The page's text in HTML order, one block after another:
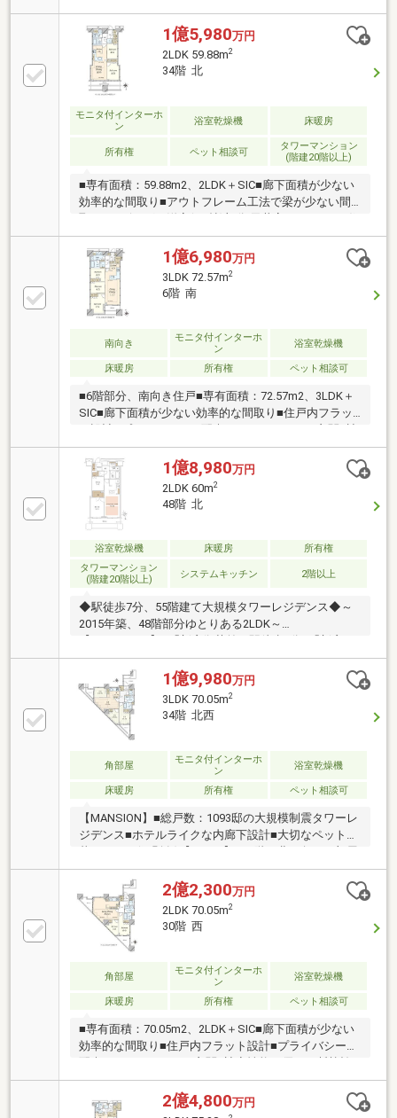
音性能に優れ、断熱効果の高い複層ガラス■足元から
部屋全体を暖めるTES式温水床暖房■明るい光を取り
込むハイサッシ■高機能なシステムキッチン■浴室乾燥
暖房機付きの浴室■収納豊富な洗面化粧台■タンクレス
トイレ：手洗いボウル付■スペースを確保出来ている
広々とした玄関■いつも空気が新鮮：24時間換気シス
テム
1億5,980万円
2LDK 59.88m2
34階 北
モニタ付インターホ
ン
浴室乾燥機 床暖房
所有権 ペット相談可
タワーマンション
(階建20階以上)
■専有面積：59.88m2、2LDK＋SIC■廊下面積が少ない
効率的な間取り■アウトフレーム工法で梁が少ない間
戸内フラット設計■プライバシーに配慮したクランク
イン玄関■遮音性能に優れ、断熱効果の高い複層ガラ
ス■足元から部屋全体を暖めるTES式温水床暖房■高機
能なシステムキッチン■収納豊富な洗面化粧台■収納豊
富：洋室の収納は奥行も広く収納力が高いです■タン
クレストイレ：手洗いボウル付■いつも空気が新鮮：
24時間換気システム
1億6,980万円
3LDK 72.57m2
6階 南
南向き
モニタ付インターホ
ン
浴室乾燥機
床暖房 所有権 ペット相談可
■6階部分、南向き住戸■専有面積：72.57m2、3LDK＋
SIC■廊下面積が少ない効率的な間取り■住戸内フラッ
音性能に優れ、断熱効果の高い複層ガラス■足元から
部屋全体を暖めるTES式温水床暖房■明るい光を取り
込むハイサッシ■高機能なシステムキッチン■浴室乾燥
暖房機付きの浴室■収納豊富な洗面化粧台■タンクレス
トイレ：手洗いボウル付■スペースを確保出来ている
広々とした玄関■いつも空気が新鮮：24時間換気シス
テム
1億8,980万円
2LDK 60m2
48階 北
浴室乾燥機 床暖房
所有権
タワーマンション
(階建20階以上)
システムキッチン 2階以上
◆駅徒歩7分、55階建て大規模タワーレジデンス◆～
2015年築、48階部分ゆとりある2LDK～
丁目」駅徒歩9分■総戸数1093邸、大規模制震タワーレ
ジデンス■旧分譲：野村不動産、三井不動産レジデン
シャル他■24時間有人管理【PLAN】■収納充実、WIC付
の2LDK■48階部分、開放感ある眺望■動線のよいL字キ
ッチン■LD天井にダウンライト設置■ディスポーザー付
【COMMON SPACE】■コンシェルジュサービス■ゲス
トルーム、キッズルーム等※『8/3(月)～14(金)』は夏
1億9,980万円
3LDK 70.05m2
34階 北西
角部屋
モニタ付インターホ
ン
浴室乾燥機
床暖房 所有権 ペット相談可
【MANSION】■総戸数：1093邸の大規模制震タワーレ
ジデンス■ホテルライクな内廊下設計■大切なペットと
の為、眺望・陽当たり・通風良好 ※西新宿の高層ビ
ル群を望めます（気象条件によります）■各洋室に開
口部あり■廊下面積が少ない効率的な間取り■LD：約
9.9帖 家具の配置がしやすいアウトフレーム設計
(床暖房、複層ガラス、二重床、二重天井)■家事動線の
良い2WAYのキッチン (ディスポーザー、浄水器、食
洗機)
2億2,300万円
2LDK 70.05m2
30階 西
角部屋
モニタ付インターホ
ン
浴室乾燥機
床暖房 所有権 ペット相談可
■専有面積：70.05m2、2LDK＋SIC■廊下面積が少ない
効率的な間取り■住戸内フラット設計■プライバシーに
果の高い複層ガラス■足元から部屋全体を暖めるTES
式温水床暖房■明るい光を取り込むハイサッシ■高機能
なシステムキッチン■浴室乾燥暖房機付きの浴室■収納
2億4,800万円